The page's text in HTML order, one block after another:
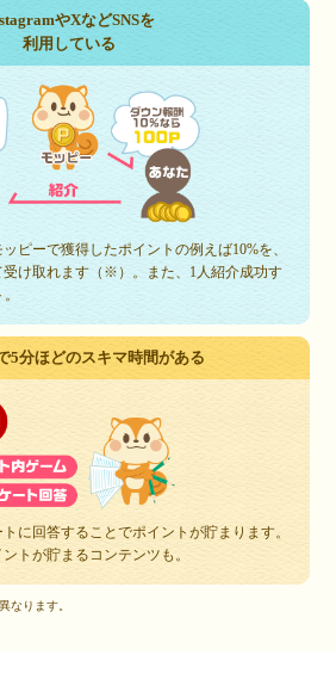
やXなどSNSを
利用している
ピーで獲得したポイントの例えば10%を、
け取れます（※）。また、1人紹介成功す
5分ほどのスキマ時間がある
に回答することでポイントが貯まります。
トが貯まるコンテンツも。
なります。